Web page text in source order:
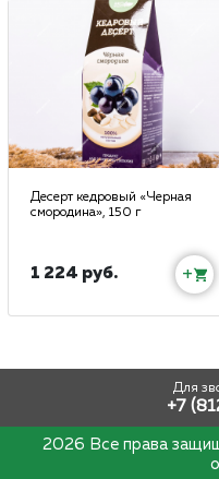
Десерт кедровый «Черная
смородина», 150 г
1 224 руб. +
Для
+7
2026 Все права